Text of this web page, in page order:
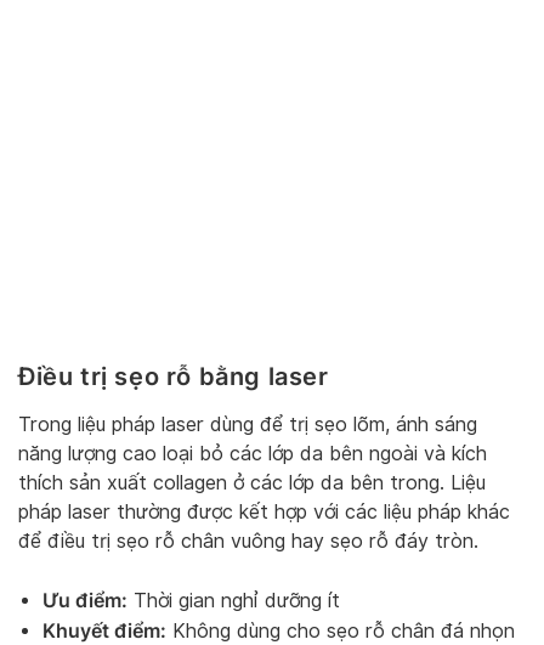
Điều trị sẹo rỗ bằng laser
Trong liệu pháp laser dùng để trị sẹo lõm, ánh sáng
năng lượng cao loại bỏ các lớp da bên ngoài và kích
thích sản xuất collagen ở các lớp da bên trong. Liệu
pháp laser thường được kết hợp với các liệu pháp khác
để điều trị sẹo rỗ chân vuông hay sẹo rỗ đáy tròn.
Ưu điểm: Thời gian nghỉ dưỡng ít
Khuyết điểm: Không dùng cho sẹo rỗ chân đá nhọn